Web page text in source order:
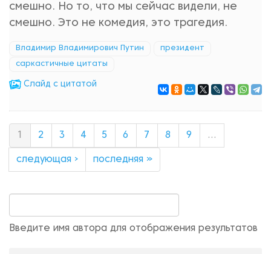
смешно. Но то, что мы сейчас видели, не
смешно. Это не комедия, это трагедия.
Владимир Владимирович Путин президент
саркастичные цитаты
Cлайд с цитатой
2 3 4 5 6 7 8 9 …
следующая › последняя »
Введите имя автора для отображения результатов